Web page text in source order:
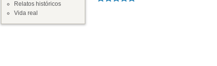
Relatos históricos
Vida real